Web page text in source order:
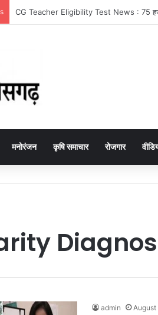
Arrested fake online payment पेट्रोल पंप पर
मनोरंजन कृषि समाचार रोजगार
admin August